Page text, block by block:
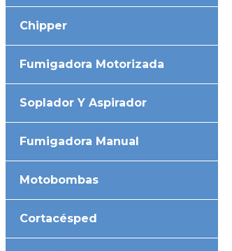
Chipper
Fumigadora Motorizada
Soplador Y Aspirador
Fumigadora Manual
Motobombas
Cortacésped